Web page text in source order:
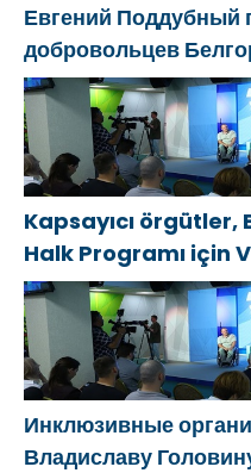
Евгений Поддубный
добровольцев
мужество в
обстрелов
Kapsayıcı örgütler,
Halk Programı için
teklifler sundu
Инклюзивные
Владиславу